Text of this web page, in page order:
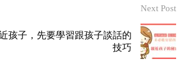
Next Post
孩子，先要學習跟孩子談話的
技巧